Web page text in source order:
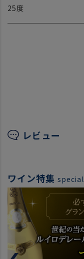
25度
レビュー
ワイン特集 special